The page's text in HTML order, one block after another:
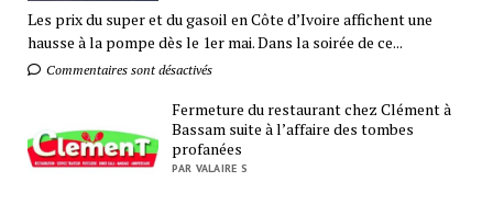
Les prix du super et du gasoil en Côte d’Ivoire affichent une
hausse à la pompe dès le 1er mai. Dans la soirée de ce...
Commentaires sont désactivés
Fermeture du restaurant chez Clément à
Bassam suite à l’affaire des tombes
profanées
PAR VALAIRE S